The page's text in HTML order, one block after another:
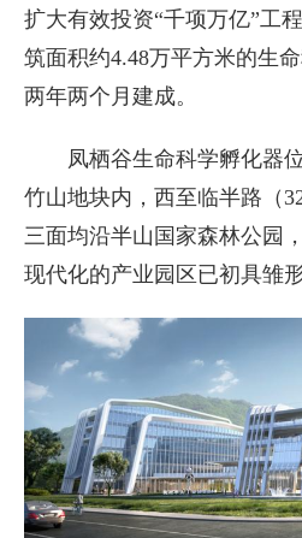
扩大有效投资“千项万亿”工
筑面积约4.48万平方米的生
两年两个月建成。
凤栖谷生命科学孵化器
竹山地块内，西至临半路（
三面均沿半山国家森林公园
现代化的产业园区已初具雏形